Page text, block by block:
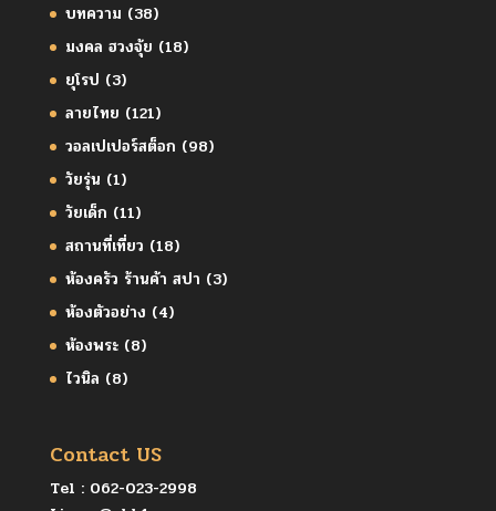
บทความ (38)
มงคล ฮวงจุ้ย (18)
ยุโรป (3)
ลายไทย (121)
วอลเปเปอร์สต็อก (98)
วัยรุ่น (1)
วัยเด็ก (11)
สถานที่เที่ยว (18)
ห้องครัว ร้านค้า สปา (3)
ห้องตัวอย่าง (4)
ห้องพระ(8)
ไวนิล (8)
Contact US
Tel : 062-023-2998